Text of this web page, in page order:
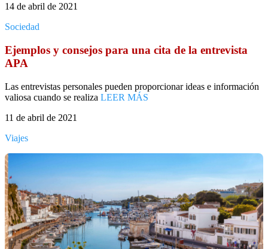
14 de abril de 2021
Sociedad
Ejemplos y consejos para una cita de la entrevista
APA
Las entrevistas personales pueden proporcionar ideas e información
valiosa cuando se realiza LEER MÁS
11 de abril de 2021
Viajes